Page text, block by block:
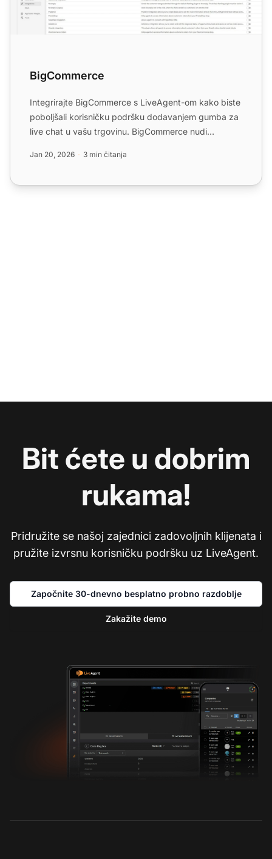
BigCommerce
Integrirajte BigCommerce s LiveAgent-om kako biste
poboljšali korisničku podršku dodavanjem gumba za
live chat u vašu trgovinu. BigCommerce nudi
Jan 20, 2026 3 min čitanja
Bit ćete u dobrim
rukama!
Pridružite se našoj zajednici zadovoljnih klijenata i
pružite izvrsnu korisničku podršku uz LiveAgent.
Započnite 30-dnevno besplatno probno razdoblje
Zakažite demo